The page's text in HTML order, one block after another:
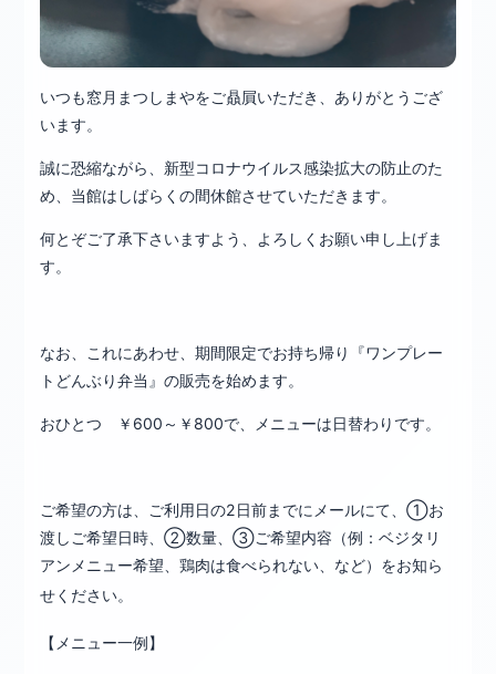
いつも窓月まつしまやをご贔屓いただき、ありがとうござ
います。
誠に恐縮ながら、新型コロナウイルス感染拡大の防止のた
め、当館はしばらくの間休館させていただきます。
何とぞご了承下さいますよう、よろしくお願い申し上げま
す。
なお、これにあわせ、期間限定でお持ち帰り『ワンプレー
トどんぶり弁当』の販売を始めます。
おひとつ ￥600～￥800で、メニューは日替わりです。
ご希望の方は、ご利用日の2日前までにメールにて、①お
渡しご希望日時、②数量、③ご希望内容（例：ベジタリ
アンメニュー希望、鶏肉は食べられない、など）をお知ら
せください。
【メニュー一例】